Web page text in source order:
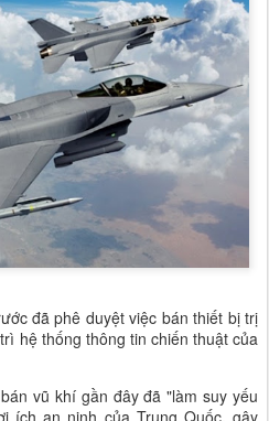
đã phê duyệt việc bán thiết bị trị
hệ thống thông tin chiến thuật của
vũ khí gần đây đã "làm suy yếu
ích an ninh của Trung Quốc, gây